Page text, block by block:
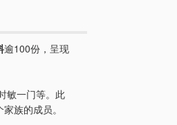
逾100份，呈现
敏一门等。此
族的成员。